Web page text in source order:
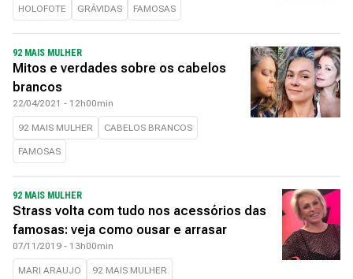
HOLOFOTE GRÁVIDAS FAMOSAS
92 MAIS MULHER
Mitos e verdades sobre os cabelos
brancos
22/04/2021 - 12h00min
92 MAIS MULHER CABELOS BRANCOS
FAMOSAS
92 MAIS MULHER
Strass volta com tudo nos acessórios das
famosas: veja como ousar e arrasar
07/11/2019 - 13h00min
MARI ARAUJO 92 MAIS MULHER